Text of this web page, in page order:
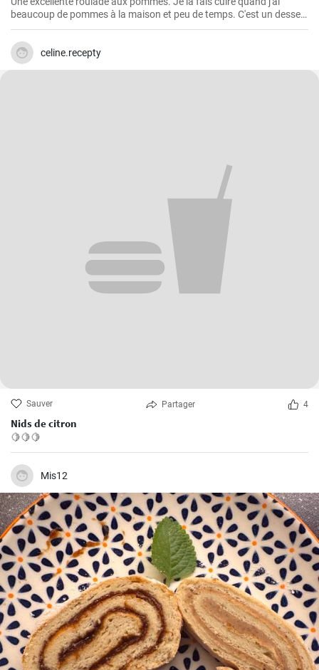
beaucoup de pommes à la maison et peu de temps. C'est un dessert
rapide et facile qui plait toujours.
celine.recepty
Sauver Partager 4
Nids de citron
🍋🍋🍋
Mis12